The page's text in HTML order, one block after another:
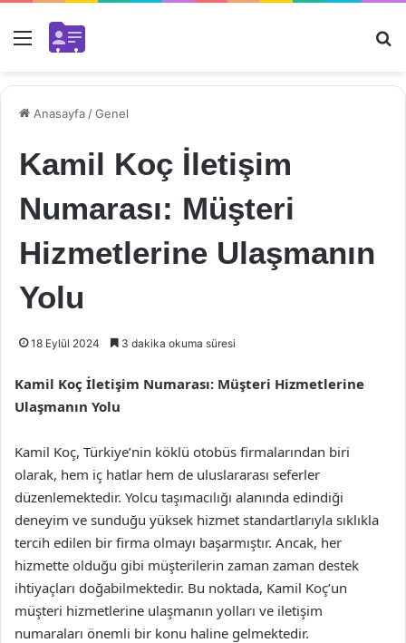
Menü
Anasayfa /Genel
Kamil Koç İletişim
Numarası: Müşteri
Hizmetlerine Ulaşmanın
Yolu
18 Eylül 2024 3 dakika okuma süresi
Kamil Koç İletişim Numarası: Müşteri Hizmetlerine
Ulaşmanın Yolu
Kamil Koç, Türkiye’nin köklü otobüs firmalarından biri
olarak, hem iç hatlar hem de uluslararası seferler
düzenlemektedir. Yolcu taşımacılığı alanında edindiği
deneyim ve sunduğu yüksek hizmet standartlarıyla sıklıkla
tercih edilen bir firma olmayı başarmıştır. Ancak, her
hizmette olduğu gibi müşterilerin zaman zaman destek
ihtiyaçları doğabilmektedir. Bu noktada, Kamil Koç’un
müşteri hizmetlerine ulaşmanın yolları ve iletişim
numaraları önemli bir konu haline gelmektedir.